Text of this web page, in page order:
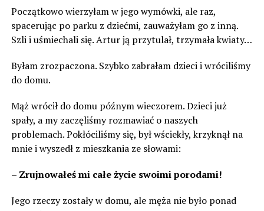
Początkowo wierzyłam w jego wymówki, ale raz,
spacerując po parku z dziećmi, zauważyłam go z inną.
Szli i uśmiechali się. Artur ją przytulał, trzymała kwiaty…
Byłam zrozpaczona. Szybko zabrałam dzieci i wróciliśmy
do domu.
Mąż wrócił do domu późnym wieczorem. Dzieci już
spały, a my zaczęliśmy rozmawiać o naszych
problemach. Pokłóciliśmy się, był wściekły, krzyknął na
mnie i wyszedł z mieszkania ze słowami:
– Zrujnowałeś mi całe życie swoimi porodami!
Jego rzeczy zostały w domu, ale męża nie było ponad